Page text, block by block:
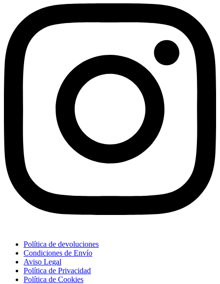
Política de devoluciones
Condiciones de Envío
Aviso Legal
Política de Privacidad
Política de Cookies